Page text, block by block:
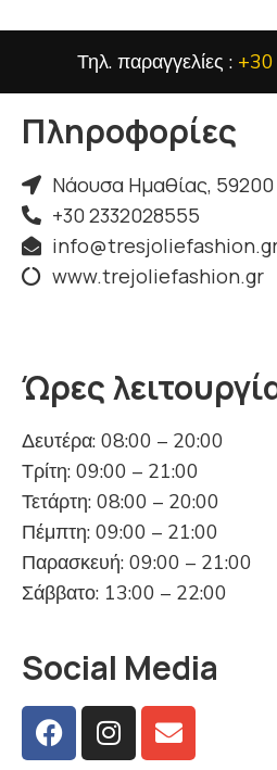
Τηλ. παραγγελίες :
Πληροφορίες
Νάουσα Ημαθίας, 59200
+30 2332028555
www.trejoliefashion.gr
Ώρες
Δευτέρα: 08:00 – 20:00
Τρίτη: 09:00 – 21:00
Τετάρτη: 08:00 – 20:00
Πέμπτη: 09:00 – 21:00
Παρασκευή: 09:00 – 21:00
Σάββατο: 13:00 – 22:00
Social Media